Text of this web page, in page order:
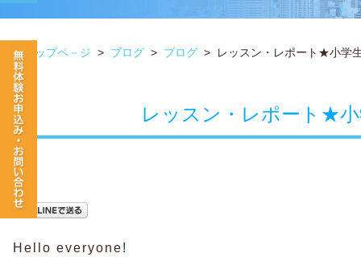
トップペ－ジ > ブログ > ブログ > レッスン・レポート★小学
レッスン・レポート★
Hello everyone!